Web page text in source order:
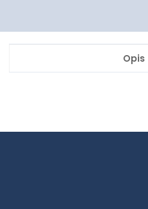
Opis